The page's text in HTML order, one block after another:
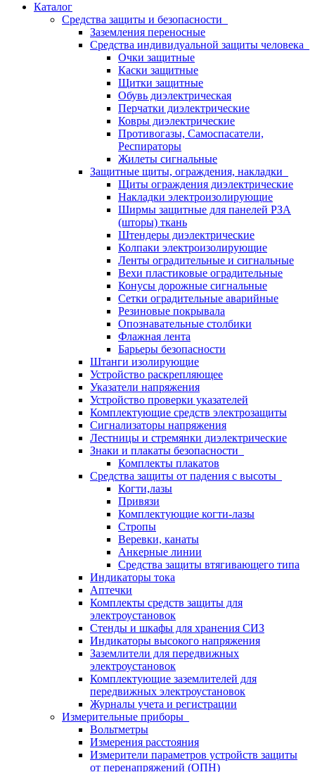
Каталог
Средства защиты и безопасности
Заземления переносные
Средства индивидуальной защиты человека
Очки защитные
Каски защитные
Щитки защитные
Обувь диэлектрическая
Перчатки диэлектрические
Ковры диэлектрические
Противогазы, Самоспасатели,
Респираторы
Жилеты сигнальные
Защитные щиты, ограждения, накладки
Щиты ограждения диэлектрические
Накладки электроизолирующие
Ширмы защитные для панелей РЗА
(шторы) ткань
Штендеры диэлектрические
Колпаки электроизолирующие
Ленты оградительные и сигнальные
Вехи пластиковые оградительные
Конусы дорожные сигнальные
Сетки оградительные аварийные
Резиновые покрывала
Опознавательные столбики
Флажная лента
Барьеры безопасности
Штанги изолирующие
Устройство раскрепляющее
Указатели напряжения
Устройство проверки указателей
Комплектующие средств электрозащиты
Сигнализаторы напряжения
Лестницы и стремянки диэлектрические
Знаки и плакаты безопасности
Комплекты плакатов
Средства защиты от падения с высоты
Когти,лазы
Привязи
Комплектующие когти-лазы
Стропы
Веревки, канаты
Анкерные линии
Средства защиты втягивающего типа
Индикаторы тока
Аптечки
Комплекты средств защиты для
электроустановок
Стенды и шкафы для хранения СИЗ
Индикаторы высокого напряжения
Заземлители для передвижных
электроустановок
Комплектующие заземлителей для
передвижных электроустановок
Журналы учета и регистрации
Измерительные приборы
Вольтметры
Измерения расстояния
Измерители параметров устройств защиты
от перенапряжений (ОПН)